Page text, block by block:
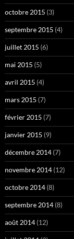
octobre 2015 (3)
septembre 2015 (4)
juillet 2015 (6)
mai 2015 (5)
avril 2015 (4)
mars 2015 (7)
février 2015 (7)
janvier 2015 (9)
décembre 2014 (7)
novembre 2014 (12)
octobre 2014 (8)
septembre 2014 (8)
août 2014 (12)